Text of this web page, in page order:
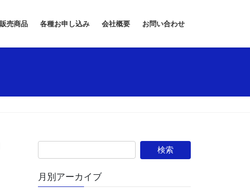
販売商品 各種お申し込み 会社概要 お問い合わせ
月別アーカイブ